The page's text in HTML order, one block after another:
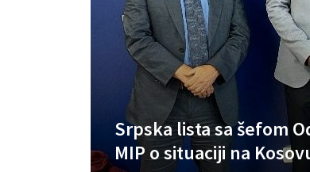
Srpska lista sa šefom
MIP o situaciji na